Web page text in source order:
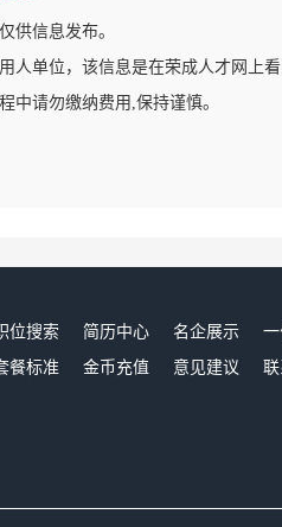
供信息发布。
人单位，该信息是在荣成人才网上看
中请勿缴纳费用,保持谨慎。
位搜索 简历中心 名企展示
餐标准
金币充值 意见建议 联